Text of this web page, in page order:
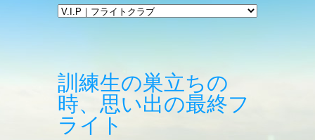
訓練生の巣立ちの
時、思い出の最終フ
ライト